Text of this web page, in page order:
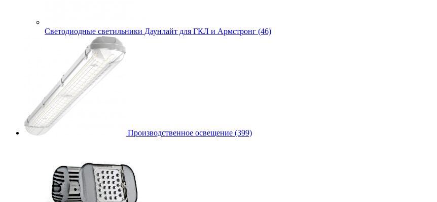
Cветодиодные светильники Даунлайт для ГКЛ и Армстронг (46)
Производственное освещение (399)